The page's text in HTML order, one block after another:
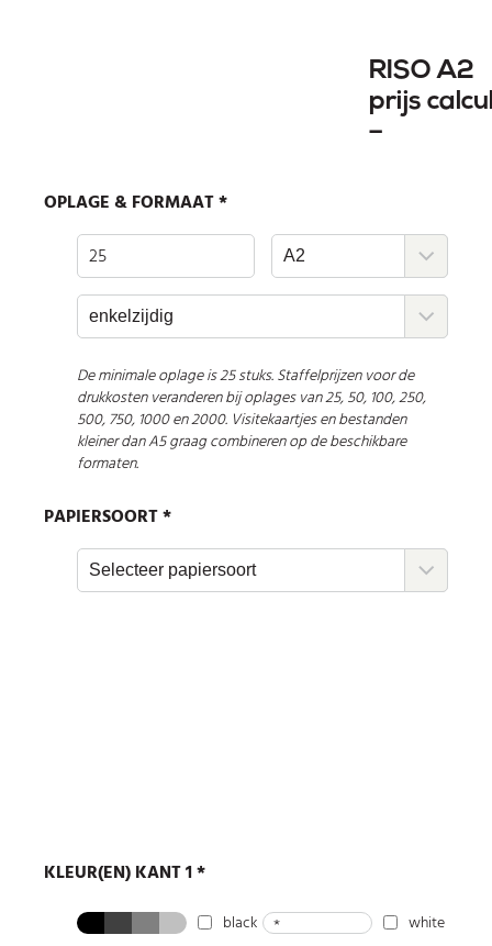
RISO A2
prijs
–
OPLAGE & FORMAAT *
De minimale oplage is 25 stuks.Staffelprijzen voor de
drukkosten veranderen bij oplages van 25, 50, 100, 250,
500, 750, 1000 en 2000. Visitekaartjes en bestanden
kleiner dan A5 graag combineren op de beschikbare
formaten.
PAPIERSOORT*
KLEUR(EN) KANT1*
black
* white